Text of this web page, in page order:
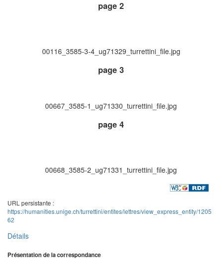
page 2
00116_3585-3-4_ug71329_turrettini_file.jpg
page 3
00667_3585-1_ug71330_turrettini_file.jpg
page 4
00668_3585-2_ug71331_turrettini_file.jpg
URL persistante :
https://humanities.unige.ch/turrettini/entites/lettres/view_express_entity/1205
62
Détails
Présentation de la correspondance